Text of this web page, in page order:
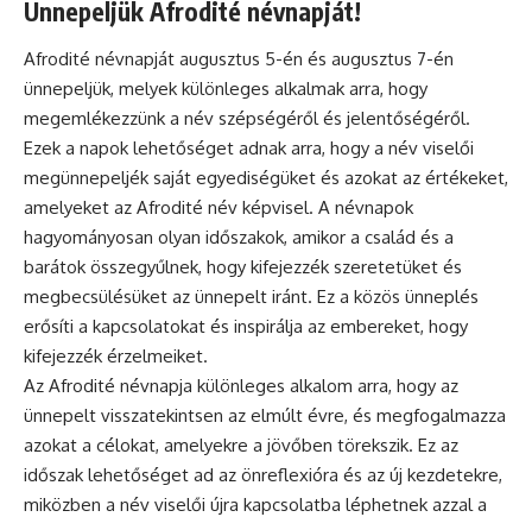
Ünnepeljük Afrodité névnapját!
Afrodité névnapját augusztus 5-én és augusztus 7-én
ünnepeljük, melyek különleges alkalmak arra, hogy
megemlékezzünk a név szépségéről és jelentőségéről.
Ezek a napok lehetőséget adnak arra, hogy a név viselői
megünnepeljék saját egyediségüket és azokat az értékeket,
amelyeket az Afrodité név képvisel. A névnapok
hagyományosan olyan időszakok, amikor a család és a
barátok összegyűlnek, hogy kifejezzék szeretetüket és
megbecsülésüket az ünnepelt iránt. Ez a közös ünneplés
erősíti a kapcsolatokat és inspirálja az embereket, hogy
kifejezzék érzelmeiket.
Az Afrodité névnapja különleges alkalom arra, hogy az
ünnepelt visszatekintsen az elmúlt évre, és megfogalmazza
azokat a célokat, amelyekre a jövőben törekszik. Ez az
időszak lehetőséget ad az önreflexióra és az új kezdetekre,
miközben a név viselői újra kapcsolatba léphetnek azzal a